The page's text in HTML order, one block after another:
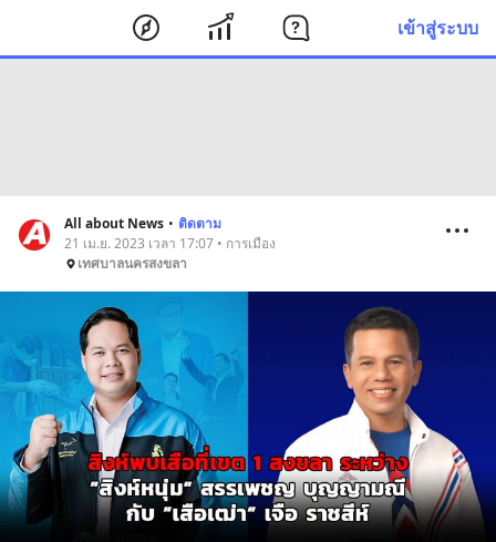
เข้าสู่ระบบ
All about News • ติดตาม
21 เม.ย. 2023 เวลา 17:07 • การเมือง
เทศบาลนครสงขลา